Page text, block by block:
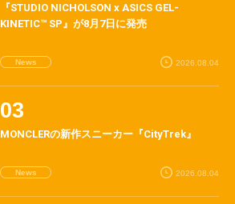
『STUDIO NICHOLSON x ASICS GEL-
KINETIC™ SP』が8月7日に発売
News 2026.08.04
MONCLERの新作スニーカー『CityTrek』
News 2026.08.04